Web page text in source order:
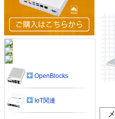
OpenBlocks
IoT関連